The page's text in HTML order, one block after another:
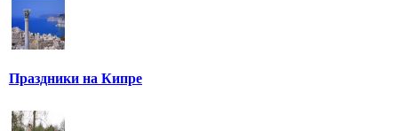
Праздники на Кипре